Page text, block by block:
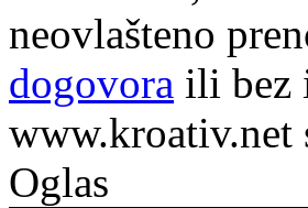
neovlašteno
dogovora ili bez
www.kroativ.net
Oglas